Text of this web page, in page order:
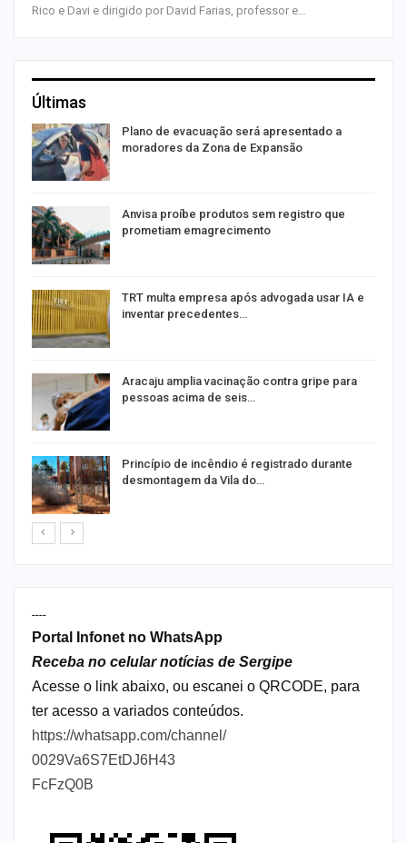
Rico e Davi e dirigido por David Farias, professor e…
Últimas
Plano de evacuação será apresentado a
moradores da Zona de Expansão
Anvisa proíbe produtos sem registro que
prometiam emagrecimento
TRT multa empresa após advogada usar IA e
inventar precedentes…
Aracaju amplia vacinação contra gripe para
pessoas acima de seis…
Princípio de incêndio é registrado durante
desmontagem da Vila do…
----
Portal Infonet no WhatsApp
Receba no celular notícias de Sergipe
Acesse o link abaixo, ou escanei o QRCODE, para
ter acesso a variados conteúdos.
https://whatsapp.com/channel/
0029Va6S7EtDJ6H43
FcFzQ0B